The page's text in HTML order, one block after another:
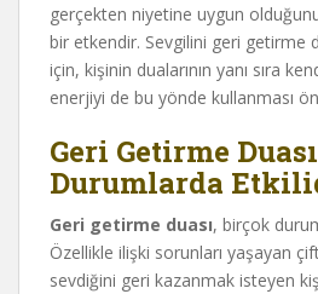
gerçekten niyetine uygun
bir etkendir. Sevgilini geri getirme
için, kişinin dualarının yanı sıra
enerjiyi de bu yönde kullanması
Geri Getirme
Durumlarda
Geri getirme duası, birçok
Özellikle ilişki sorunları yaşayan
sevdiğini geri kazanmak isteyen